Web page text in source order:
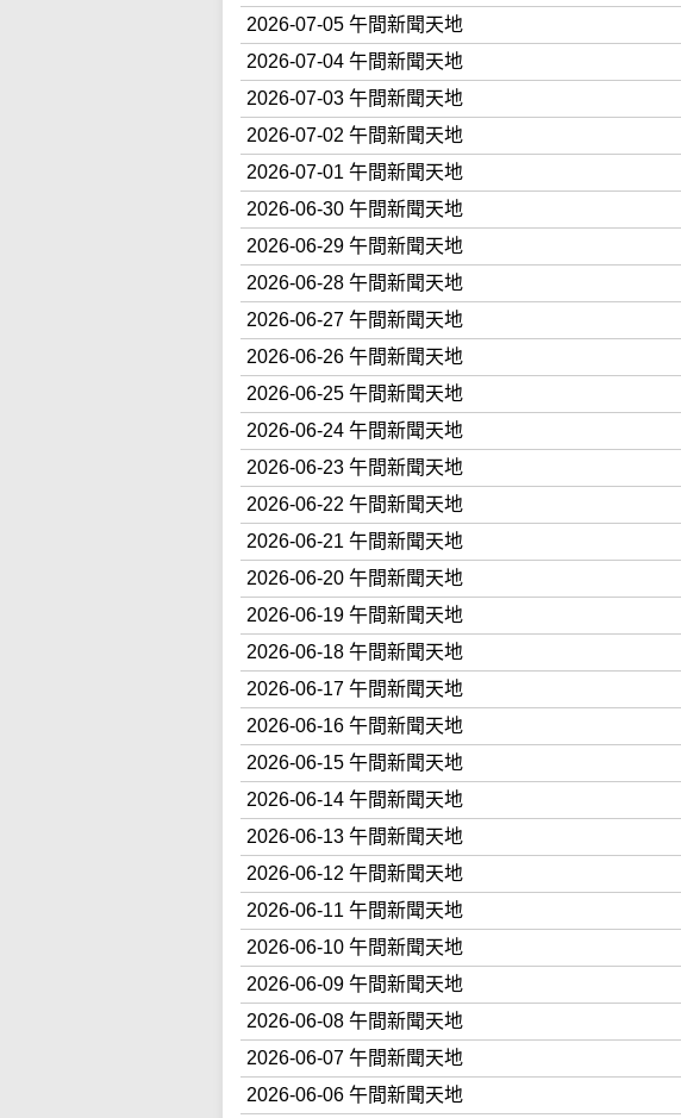
2026-07-05 午間新聞天地
2026-07-04 午間新聞天地
2026-07-03 午間新聞天地
2026-07-02 午間新聞天地
2026-07-01 午間新聞天地
2026-06-30 午間新聞天地
2026-06-29 午間新聞天地
2026-06-28 午間新聞天地
2026-06-27 午間新聞天地
2026-06-26 午間新聞天地
2026-06-25 午間新聞天地
2026-06-24 午間新聞天地
2026-06-23 午間新聞天地
2026-06-22 午間新聞天地
2026-06-21 午間新聞天地
2026-06-20 午間新聞天地
2026-06-19 午間新聞天地
2026-06-18 午間新聞天地
2026-06-17 午間新聞天地
2026-06-16 午間新聞天地
2026-06-15 午間新聞天地
2026-06-14 午間新聞天地
2026-06-13 午間新聞天地
2026-06-12 午間新聞天地
2026-06-11 午間新聞天地
2026-06-10 午間新聞天地
2026-06-09 午間新聞天地
2026-06-08 午間新聞天地
2026-06-07 午間新聞天地
2026-06-06 午間新聞天地